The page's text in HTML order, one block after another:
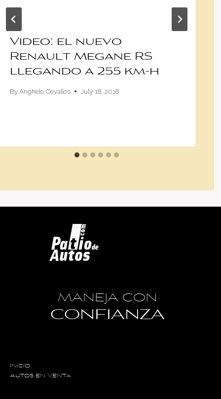
Video: el nuevo
Renault Megane RS
llegando a 255 km-h
ByAnghelo Cevallos July 18, 2018
MANEJA CON
CONFIANZA
Inicio
Autos en Venta